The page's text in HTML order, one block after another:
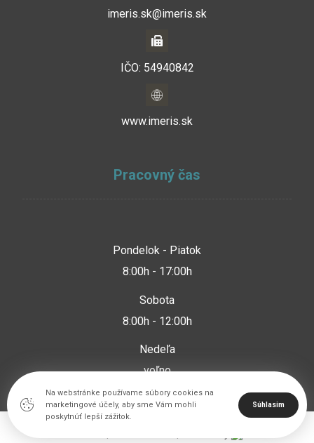
imeris.sk@imeris.sk
IČO: 54940842
www.imeris.sk
Pracovný čas
Pondelok - Piatok
8:00h - 17:00h
Sobota
8:00h - 12:00h
Nedeľa
voľno
Na webstránke používame súbory cookies na
marketingové účely, aby sme Vám mohli
poskytnúť lepší zážitok.
Súhlasim